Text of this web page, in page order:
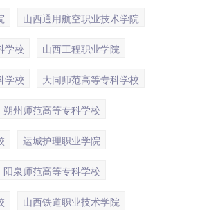
山西通用航空职业技术学院
学校 山西工程职业学院
学校 大同师范高等专科学校
朔州师范高等专科学校
运城护理职业学院
阳泉师范高等专科学校
山西铁道职业技术学院